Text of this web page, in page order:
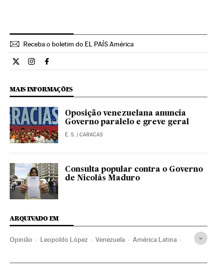
Receba o boletim do EL PAÍS América
Opiniao El País Brasil en Twitter
Opiniao El País Brasil en Instagram
Opiniao El País Brasil en Facebook
MAIS INFORMAÇÕES
Oposição venezuelana anuncia
Governo paralelo e greve geral
E. S. | CARACAS
Consulta popular contra o Governo
de Nicolás Maduro
ARQUIVADO EM
Opinião Leopoldo López Venezuela América Latina